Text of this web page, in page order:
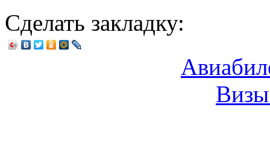
Сделать закладку: